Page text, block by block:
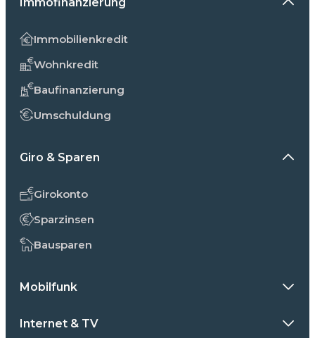
Immobilienkredit
Wohnkredit
Baufinanzierung
Umschuldung
Giro & Sparen
Girokonto
Sparzinsen
Bausparen
Mobilfunk
Internet & TV